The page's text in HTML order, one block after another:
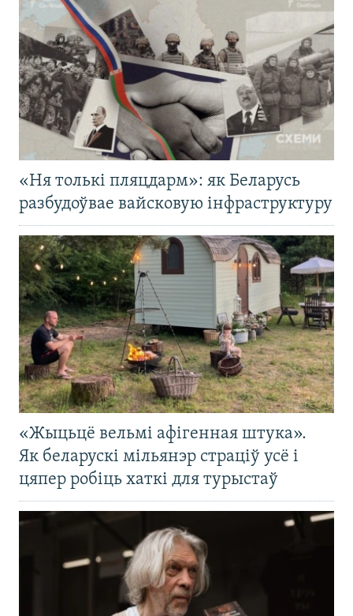
«Ня толькі пляцдарм»: як Беларусь
разбудоўвае вайсковую інфраструктуру
«Жыцьцё вельмі афігенная штука».
Як беларускі мільянэр страціў усё і
цяпер робіць хаткі для турыстаў